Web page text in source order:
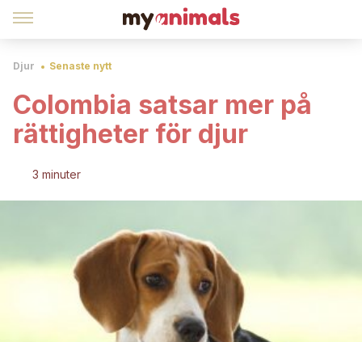
Djur Senaste nytt
Colombia satsar mer på
rättigheter för djur
3 minuter